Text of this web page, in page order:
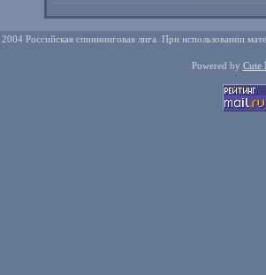
Российская спиннинговая лига. При использовании
Powered by Cute